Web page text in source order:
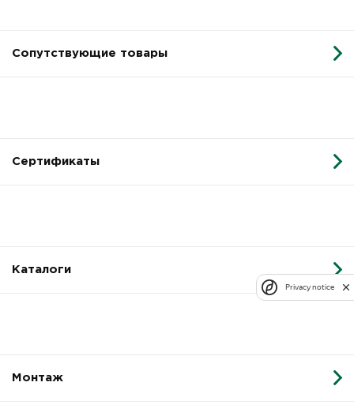
Сопутствующие товары
Сертификаты
Каталоги
Монтаж
Privacy notice